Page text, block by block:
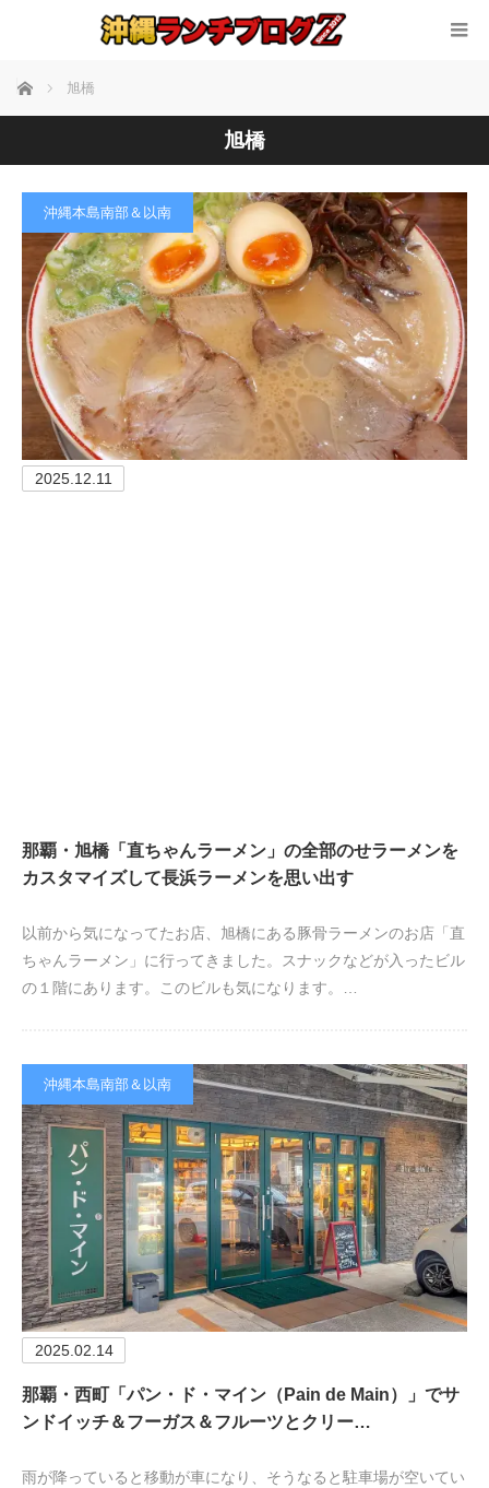
ホーム 旭橋
旭橋
沖縄本島南部＆以南
2025.12.11
那覇・旭橋「直ちゃんラーメン」の全部のせラーメンを
カスタマイズして長浜ラーメンを思い出す
以前から気になってたお店、旭橋にある豚骨ラーメンのお店「直
ちゃんラーメン」に行ってきました。スナックなどが入ったビル
の１階にあります。このビルも気になります。…
沖縄本島南部＆以南
2025.02.14
那覇・西町「パン・ド・マイン（Pain de Main）」でサ
ンドイッチ＆フーガス＆フルーツとクリー…
雨が降っていると移動が車になり、そうなると駐車場が空いてい